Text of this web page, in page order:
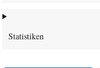
Statistiken